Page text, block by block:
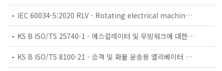
IEC 60034-5:2020 RLV - Rotating electrical machines - Part 5: Degrees of protection provided by the integral design of rotating electrical machines (IP code) - Classification
KS B ISO/TS 25740-1 - 에스컬레이터 및 무빙워크에 대한 안전요건 — 제1부: 세계공통 필수 안전요건(GESRs)
KS B ISO/TS 8100-21 - 승객 및 화물 운송용 엘리베이터 —제21부: 세계공통 필수안전요건(GESRs)을 충족하는 세계공통 안전 파라미터(GSPs)